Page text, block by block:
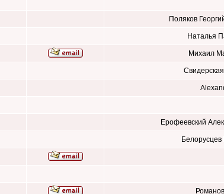
Поляков
Наталья
Михаил
Ерофеевский